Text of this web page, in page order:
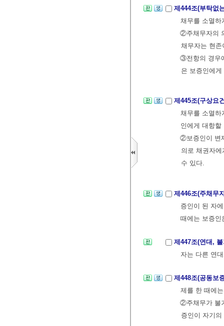
제444조(부탁없
채무를 소멸하
②주채무자의
채무자는 현
③전항의 경우
은 보증인에
제445조(구상요
채무를 소멸하
인에게 대항
②보증인이 변
의로 채권자
수 있다.
제446조(주채무
증인이 된 자
때에는 보증인
제447조(연대,
자는 다른 연
제448조(공동보
제를 한 때에
②주채무가 불
증인이 자기